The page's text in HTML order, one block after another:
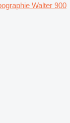
Walter 900